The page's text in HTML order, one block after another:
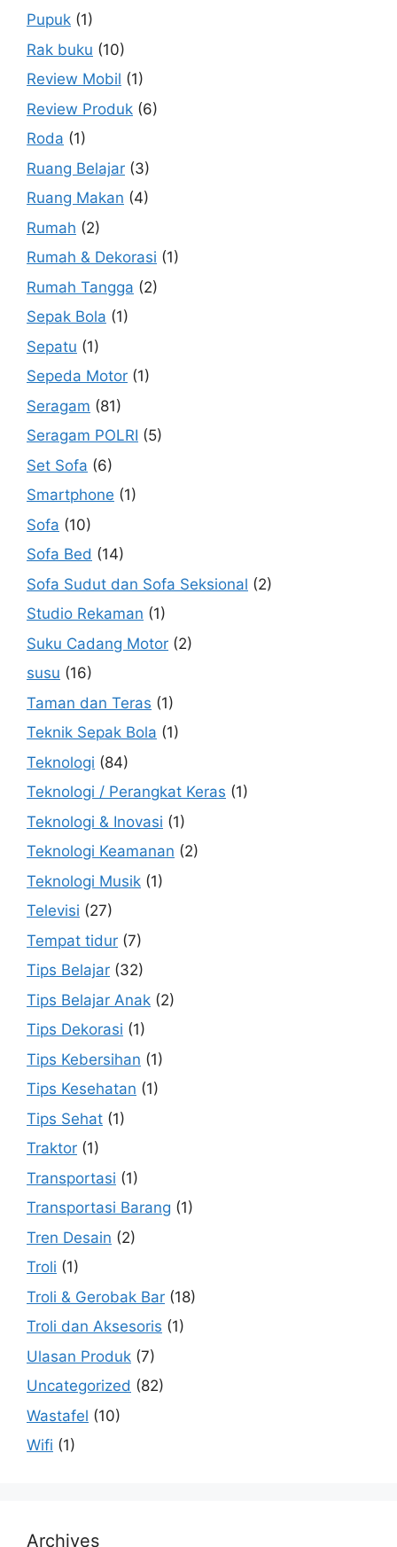
Pupuk (1)
Rak buku (10)
Review Mobil (1)
Review Produk (6)
Roda (1)
Ruang Belajar (3)
Ruang Makan (4)
Rumah (2)
Rumah & Dekorasi (1)
Rumah Tangga (2)
Sepak Bola (1)
Sepatu (1)
Sepeda Motor (1)
Seragam (81)
Seragam POLRI (5)
Set Sofa (6)
Smartphone (1)
Sofa (10)
Sofa Bed (14)
Sofa Sudut dan Sofa Seksional (2)
Studio Rekaman (1)
Suku Cadang Motor (2)
susu (16)
Taman dan Teras (1)
Teknik Sepak Bola (1)
Teknologi (84)
Teknologi / Perangkat Keras (1)
Teknologi & Inovasi (1)
Teknologi Keamanan (2)
Teknologi Musik (1)
Televisi (27)
Tempat tidur (7)
Tips Belajar (32)
Tips Belajar Anak (2)
Tips Dekorasi (1)
Tips Kebersihan (1)
Tips Kesehatan (1)
Tips Sehat (1)
Traktor (1)
Transportasi (1)
Transportasi Barang (1)
Tren Desain (2)
Troli (1)
Troli & Gerobak Bar (18)
Troli dan Aksesoris (1)
Ulasan Produk (7)
Uncategorized (82)
Wastafel (10)
Wifi (1)
Archives